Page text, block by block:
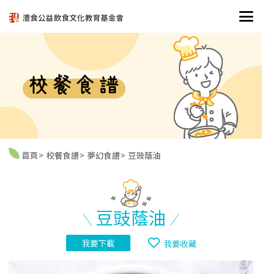
首頁 校餐食譜 夢幻食譜 豆豉蔭油
豆豉蔭油
我要下載 我要收藏